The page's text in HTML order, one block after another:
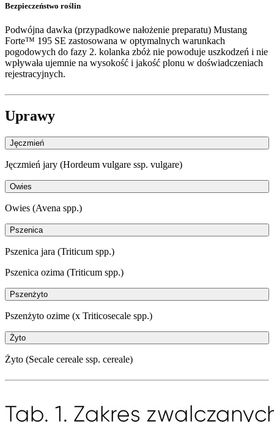
Bezpieczeństwo roślin
Podwójna dawka (przypadkowe nałożenie preparatu) Mustang
Forte™ 195 SE zastosowana w optymalnych warunkach
pogodowych do fazy 2. kolanka zbóż nie powoduje uszkodzeń i nie
wpływała ujemnie na wysokość i jakość plonu w doświadczeniach
rejestracyjnych.
Uprawy
Jęczmień
Jęczmień jary (Hordeum vulgare ssp. vulgare)
Owies
Owies (Avena spp.)
Pszenica
Pszenica jara (Triticum spp.)
Pszenica ozima (Triticum spp.)
Pszenżyto
Pszenżyto ozime (x Triticosecale spp.)
Żyto
Żyto (Secale cereale ssp. cereale)